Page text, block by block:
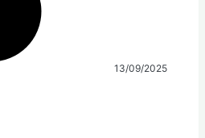
13/09/2025